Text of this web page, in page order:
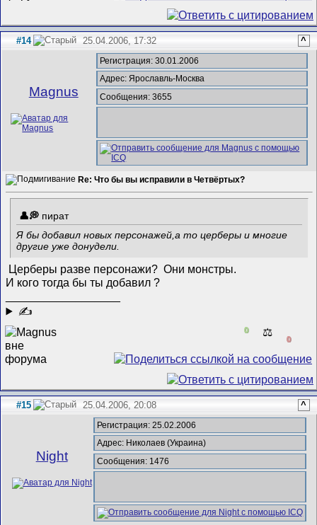
#14 25.04.2006, 17:32 ^
Magnus
Регистрация: 30.01.2006
Адрес: Ярославль-Москва
Сообщения: 3655
Re: Что бы вы исправили в Четвёртых?
пират
Я бы добавил новых персонажей,а то церберы и многие
другие уже донудели.
Церберы разве персонажи? Они монстры.
И кого тогда бы ты добавил ?
✍
0 ⚖️
0
#15 25.04.2006, 20:08 ^
Night
Регистрация: 25.02.2006
Адрес: Николаев (Украина)
Сообщения: 1476